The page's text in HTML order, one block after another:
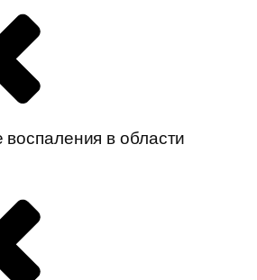
в области